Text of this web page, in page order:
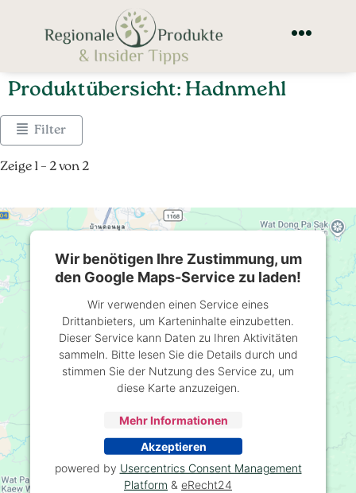
Produktübersicht: Hadnmehl
Filter
Zeige 1 – 2 von 2
Wir benötigen Ihre Zustimmung, um
den Google Maps-Service zu laden!
Wir verwenden einen Service eines
Drittanbieters, um Karteninhalte einzubetten.
Dieser Service kann Daten zu Ihren Aktivitäten
sammeln. Bitte lesen Sie die Details durch und
stimmen Sie der Nutzung des Service zu, um
diese Karte anzuzeigen.
Mehr Informationen
Akzeptieren
powered by Usercentrics Consent Management
Platform & eRecht24